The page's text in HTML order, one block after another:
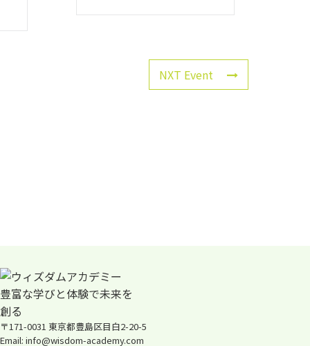
NXT Event
〒171-0031 東京都豊島区目白2-20-5
Email: info@wisdom-academy.com